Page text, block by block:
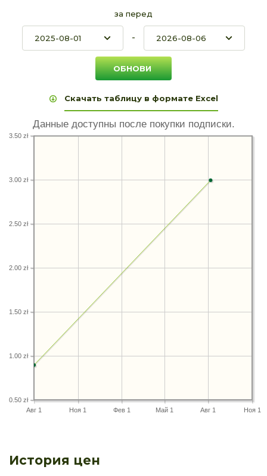
за перед
-
Скачать таблицу в формате Excel
Данные доступны после покупки подписки.
Авг 1 Ноя 1 Фев 1 Май 1 Авг 1 Ноя 1
0.50 zł
1.00 zł
1.50 zł
2.00 zł
2.50 zł
3.00 zł
3.50 zł
История цен